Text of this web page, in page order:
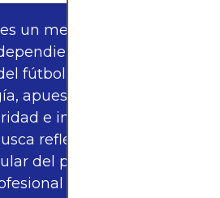
es un medio de
orgulloso de
fútbol —partidos,
apuestas y cultura—
e imparcialidad.
reflejar la pasión del
del planeta con una
y cercana a los